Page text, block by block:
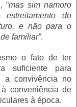
“mas sim namoro
do
e não para o
familiar”.
o fato de ter
suficiente para
a convivência no
conveniência de
à época.